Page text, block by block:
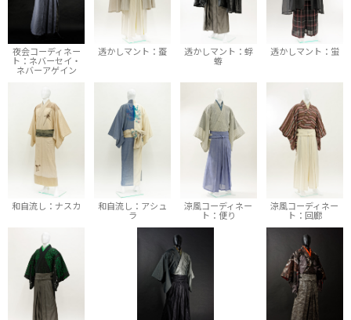
夜会コーディネー
ト：ネバーセイ・
ネバーアゲイン
透かしマント：蚕 透かしマント：蜉
蝣
透かしマント：蛍
和自流し：ナスカ 和自流し：アシュ
ラ
涼風コーディネー
ト：便り
涼風コーディネー
ト：回廊